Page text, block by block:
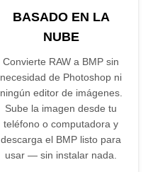
BASADO EN LA
NUBE
Convierte RAW a BMP sin
necesidad de Photoshop ni
ningún editor de imágenes.
Sube la imagen desde tu
teléfono o computadora y
descarga el BMP listo para
usar — sin instalar nada.